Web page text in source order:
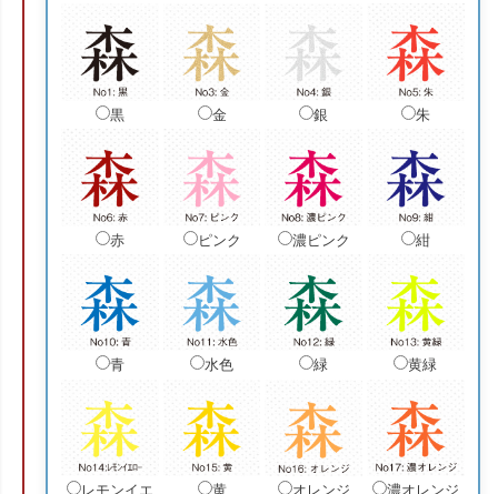
黒 金 銀 朱
赤 ピンク 濃ピンク 紺
青 水色 緑 黄緑
レモンイエ 黄 オレンジ 濃オレンジ